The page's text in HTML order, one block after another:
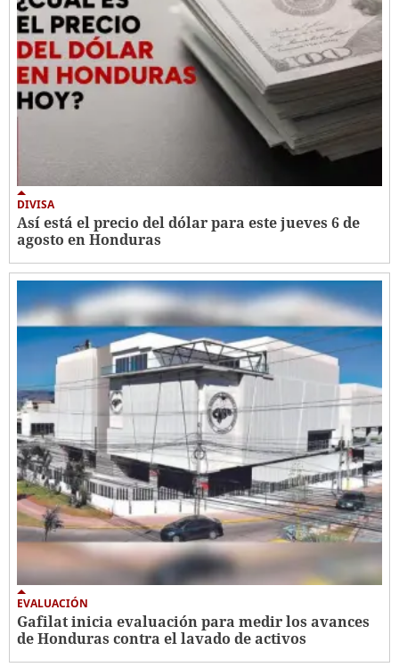
DIVISA
Así está el precio del dólar para este jueves 6 de
agosto en Honduras
EVALUACIÓN
Gafilat inicia evaluación para medir los avances
de Honduras contra el lavado de activos